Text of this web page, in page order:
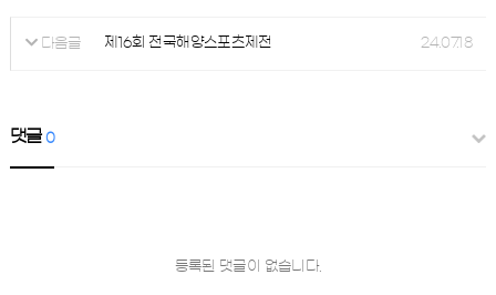
다음글 제16회 전국해양스포츠제전 24.07.18
댓글0
등록된 댓글이 없습니다.